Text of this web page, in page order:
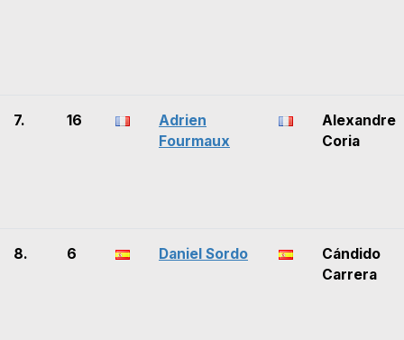
7. 16
Adrien
Fourmaux
Alexandre
Coria
8. 6 Daniel Sordo
Cándido
Carrera